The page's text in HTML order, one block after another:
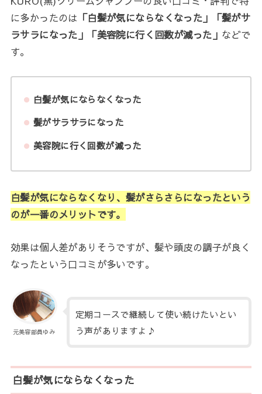
に多かったのは 「白髪が気にならなくなった」「髪がサ
ラサラになった」「美容院に行く回数が減った」 などで
す。
白髪が気にならなくなった
髪がサラサラになった
美容院に行く回数が減った
白髪が気にならなくなり、髪がさらさらになったという
のが一番のメリットです。
効果は個人差がありそうですが、髪や頭皮の調子が良く
なったという口コミが多いです。
元美容部員ゆみ
定期コースで継続して使い続けたいとい
う声がありますよ♪
白髪が気にならなくなった